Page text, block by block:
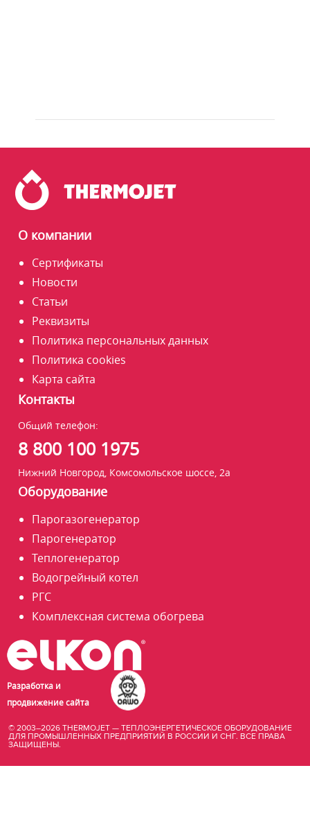
О компании
Сертификаты
Новости
Статьи
Реквизиты
Политика персональных данных
Политика cookies
Карта сайта
Контакты
Общий телефон:
8 800 100 1975
Нижний Новгород, Комсомольское шоссе, 2а
Оборудование
Парогазогенератор
Парогенератор
Теплогенератор
Водогрейный котел
РГС
Комплексная система обогрева
Разработка и
продвижение сайта
© 2003–2026 THERMOJET — ТЕПЛОЭНЕРГЕТИЧЕСКОЕ ОБОРУДОВАНИЕ
ДЛЯ ПРОМЫШЛЕННЫХ ПРЕДПРИЯТИЙ В РОССИИ И СНГ. ВСЕ ПРАВА
ЗАЩИЩЕНЫ.